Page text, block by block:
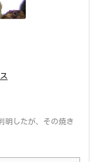
明したが、その焼き